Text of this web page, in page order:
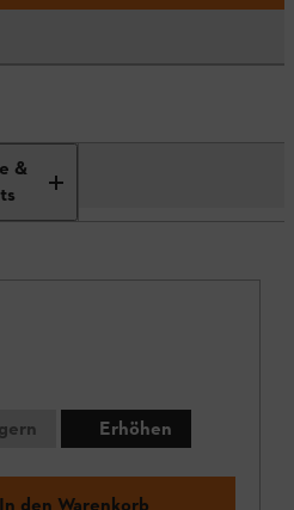
&
Erhöhen
In den Warenkorb